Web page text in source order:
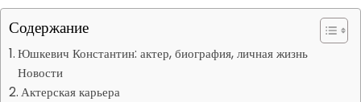
Содержание
Юшкевич Константин: актер, биография, личная жизнь
Новости
Актерская карьера